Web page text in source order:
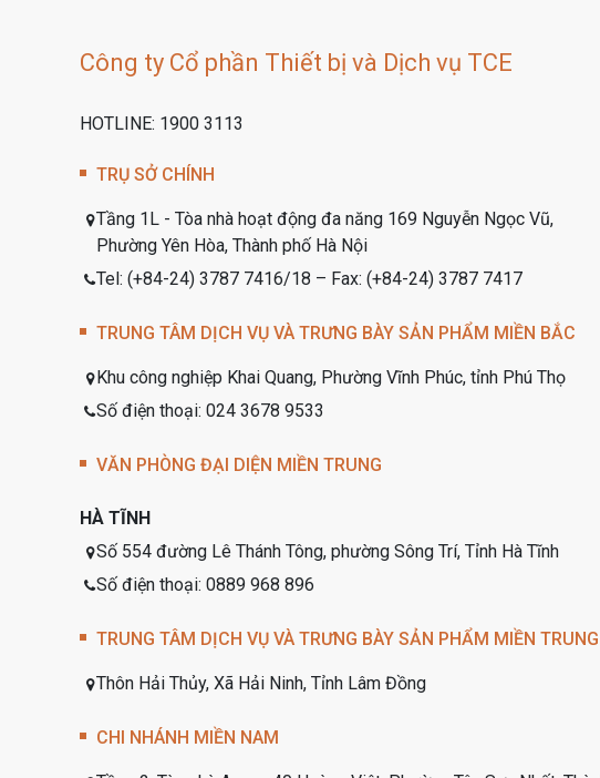
Công ty Cổ phần Thiết bị và Dịch vụ TCE
HOTLINE: 1900 3113
TRỤ SỞ CHÍNH
Tầng 1L - Tòa nhà hoạt động đa năng 169 Nguyễn Ngọc Vũ,
Phường Yên Hòa, Thành phố Hà Nội
Tel: (+84-24) 3787 7416/18 – Fax: (+84-24) 3787 7417
TRUNG TÂM DỊCH VỤ VÀ TRƯNG BÀY SẢN PHẨM MIỀN BẮC
Khu công nghiệp Khai Quang, Phường Vĩnh Phúc, tỉnh Phú Thọ
Số điện thoại: 024 3678 9533
VĂN PHÒNG ĐẠI DIỆN MIỀN TRUNG
HÀ TĨNH
Số 554 đường Lê Thánh Tông, phường Sông Trí, Tỉnh Hà Tĩnh
Số điện thoại: 0889 968 896
TRUNG TÂM DỊCH VỤ VÀ TRƯNG BÀY SẢN PHẨM MIỀN TRUNG
Thôn Hải Thủy, Xã Hải Ninh, Tỉnh Lâm Đồng
CHI NHÁNH MIỀN NAM